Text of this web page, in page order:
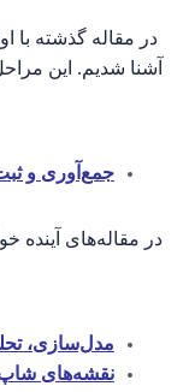
در مقاله‌ گذشته با
آشنا شدیم. این
جمع‌آوری و
در مقاله‌های آینده
مدل‌سازی،
نقشه‌های